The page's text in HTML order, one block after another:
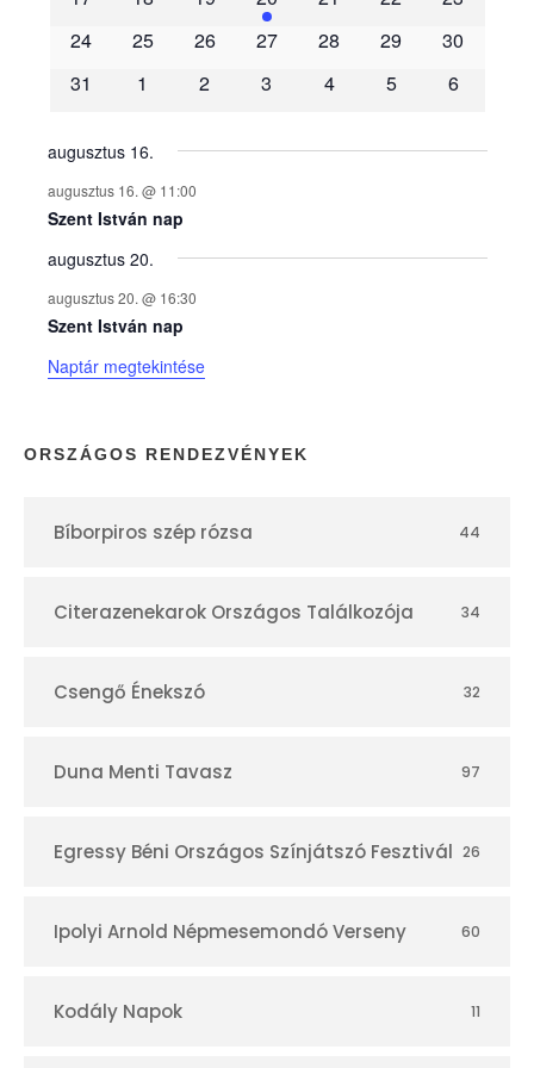
é
n
y
e
k
n
a
p
r
24
25 26 27 28 29
30
31
1 2 3 4 5 6
augusztus 16.
augusztus 16. @ 11:00
Szent István nap
augusztus 20.
augusztus 20. @ 16:30
Szent István nap
Naptár megtekintése
ORSZÁGOS RENDEZVÉNYEK
Bíborpiros szép rózsa 44
Citerazenekarok Országos Találkozója 34
Csengő Énekszó 32
Duna Menti Tavasz 97
Egressy Béni Országos Színjátszó Fesztivál 26
Ipolyi Arnold Népmesemondó Verseny 60
Kodály Napok 11